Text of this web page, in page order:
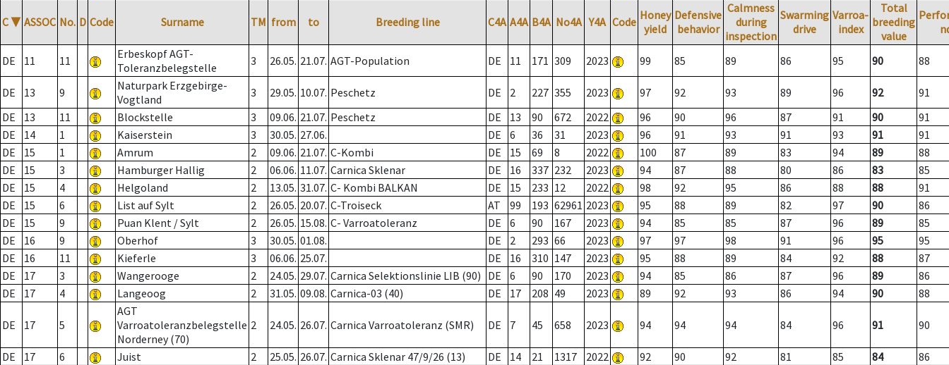
C ▼ ASSOC No. D Code Surname TM from to Breeding line C4A A4A B4A No4A Y4A Code Honey
yield
Defensive
behavior
Calmness
during
inspection
Swarming
drive
Varroa-
index
Total
breeding
value
DE 11 11
Erbeskopf AGT-
Toleranzbelegstelle
3 26.05. 21.07. AGT-Population DE 11 171 309 2023 99 85 89 86 95 90 88
DE 13 9
Naturpark Erzgebirge-
Vogtland
3 29.05. 10.07. Peschetz DE 2 227 355 2023 97 92 93 89 96 92
91
DE
13 11 Blockstelle 3 09.06. 21.07. Peschetz DE 13 90 672 2022 96 90 96 87 91 90
91
DE
14 1 Kaiserstein 3 30.05. 27.06. DE 6 36 31 2023 96 91 93 91 93 91
91
DE
15 1 Amrum 2 09.06. 21.07. C-Kombi DE 15 69 8 2022 100 87 89 83 94 89
88
DE
15 3 Hamburger Hallig 2 06.06. 11.07. Carnica Sklenar DE 16 337 232 2023 94 87 88 80 86 83
85
DE
15 4 Helgoland 2 13.05. 31.07. C- Kombi BALKAN DE 15 233 12 2022 98 92 95 86 88 88
91
DE
15 6 List auf Sylt 2 26.05. 20.07. C-Troiseck AT 99 193 62961 2023 95 88 89 82 97 90
86
DE
15 9 Puan Klent / Sylt 2 26.05. 15.08. C- Varroatoleranz DE 6 90 167 2023 94 85 85 87 96 89
85
DE
16 9 Oberhof 3 30.05. 01.08. DE 2 293 66 2023 97 97 98 91 96 95
95
DE
16 11 Kieferle 3 06.06. 25.07. DE 16 310 147 2023 95 88 89 84 92 88
87
DE
17 3 Wangerooge 2 24.05. 29.07. Carnica Selektionslinie LIB (90) DE 6 90 170 2023 94 85 86 87 96 89
86
DE
17 4 Langeoog 2 31.05. 09.08. Carnica-03 (40) DE 17 208 49 2023 89 92 93 86 94 90 88
DE 17 5
AGT
Varroatoleranzbelegstelle
Norderney (70)
2 24.05. 26.07. Carnica Varroatoleranz (SMR) DE 7 45 658 2023 94 94 94 84 96 91 90
DE 17 6 Juist 2 25.05. 26.07. Carnica Sklenar 47/9/26 (13) DE 14 21 1317 2022 92 90 92 81 85 84
86